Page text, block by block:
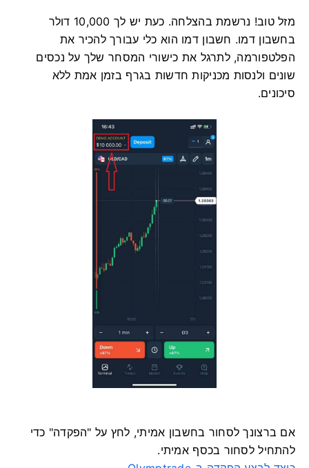
מזל טוב! נרשמת בהצלחה. כעת יש לך 10,000 דולר
בחשבון דמו. חשבון דמו הוא כלי עבורך להכיר את
הפלטפורמה, לתרגל את כישורי המסחר שלך על נכסים
שונים ולנסות מכניקות חדשות בגרף בזמן אמת ללא
סיכונים.
אם ברצונך לסחור בחשבון אמיתי, לחץ על "הפקדה" כדי
להתחיל לסחור בכסף אמיתי.